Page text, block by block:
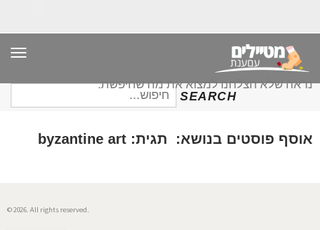
SEARCH חיפוש
עבור:
אוסף פוסטים בנושא: תגית: byzantine art
נראה שלא הצלחנו למצוא את מה שחיפשת.
© 2026. All rights reserved.